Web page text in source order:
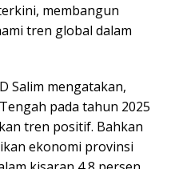
membangun
tren global dalam
Salim mengatakan,
pada tahun 2025
tren positif. Bahkan
ekonomi provinsi